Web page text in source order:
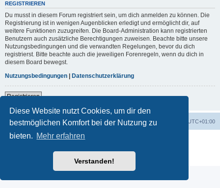
Diese Website nutzt Cookies, um dir den
bestmöglichen Komfort bei der Nutzung zu
bieten. Mehr erfahren
Verstanden!
REGISTRIEREN
Du musst in diesem Forum registriert sein, um dich anmelden zu können. Die
Registrierung ist in wenigen Augenblicken erledigt und ermöglicht dir, auf
weitere Funktionen zuzugreifen. Die Board-Administration kann registrierten
Benutzern auch zusätzliche Berechtigungen zuweisen. Beachte bitte unsere
Nutzungsbedingungen und die verwandten Regelungen, bevor du dich
registrierst. Bitte beachte auch die jeweiligen Forenregeln, wenn du dich in
diesem Board bewegst.
Nutzungsbedingungen | Datenschutzerklärung
Registrieren
Foren-Übersicht Alle Zeiten sind UTC+01:00
Powered byphpBB